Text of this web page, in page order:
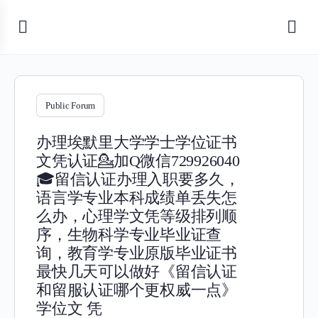
Public Forum
办理埃默里大学学士学位证书
文凭认证💁加Q微信729926040
🎓留信认证办理入职要多久，
语言学专业本科成绩单丢失怎
么办，心理学文凭等级排列顺
序，生物科学专业毕业证查
询，教育学专业原版毕业证书
最快几天可以做好《留信认证
和留服认证哪个更权威一点》
学位文 凭